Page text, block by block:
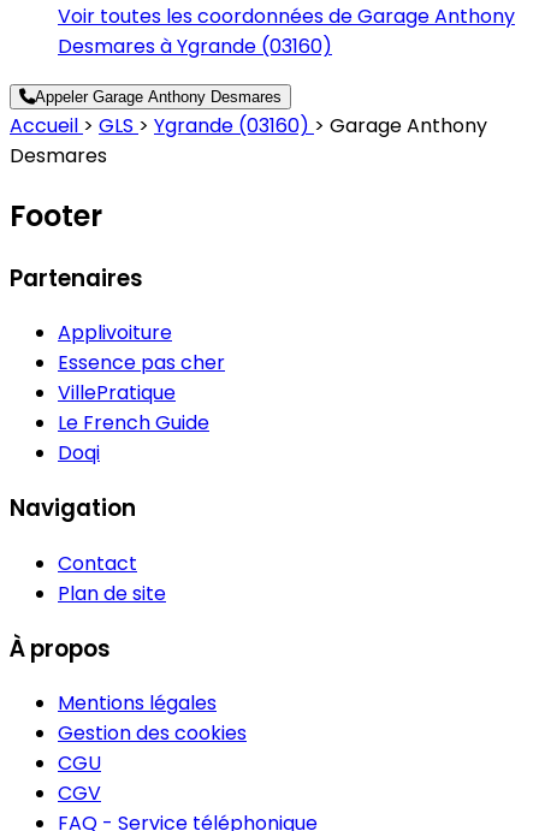
Voir toutes les coordonnées de Garage Anthony
Desmares à Ygrande (03160)
Appeler Garage Anthony Desmares
Accueil > GLS > Ygrande (03160) > Garage Anthony
Desmares
Footer
Partenaires
Applivoiture
Essence pas cher
VillePratique
Le French Guide
Doqi
Navigation
Contact
Plan de site
À propos
Mentions légales
Gestion des cookies
CGU
CGV
FAQ - Service téléphonique